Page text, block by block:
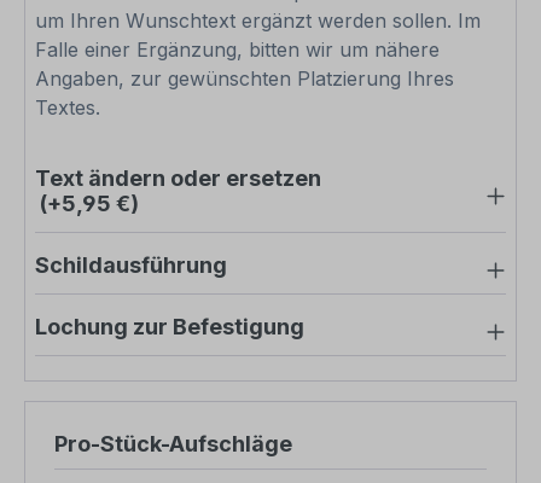
um Ihren Wunschtext ergänzt werden sollen. Im
Falle einer Ergänzung, bitten wir um nähere
Angaben, zur gewünschten Platzierung Ihres
Textes.
Text ändern oder ersetzen
(+5,95 €)
Schildausführung
Lochung zur Befestigung
Pro-Stück-Aufschläge